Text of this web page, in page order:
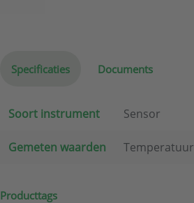
Specificaties Documents
Soort instrument Sensor
Gemeten waarden Temperatuur
Producttags